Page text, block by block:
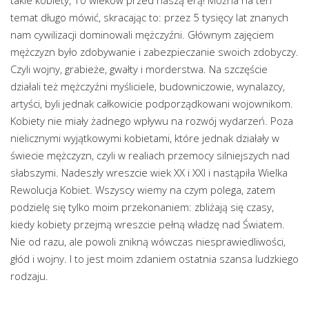
temat długo mówić, skracając to: przez 5 tysięcy lat znanych
nam cywilizacji dominowali mężczyźni. Głównym zajęciem
mężczyzn było zdobywanie i zabezpieczanie swoich zdobyczy.
Czyli wojny, grabieże, gwałty i morderstwa. Na szczęście
działali też mężczyźni myśliciele, budowniczowie, wynalazcy,
artyści, byli jednak całkowicie podporządkowani wojownikom.
Kobiety nie miały żadnego wpływu na rozwój wydarzeń. Poza
nielicznymi wyjątkowymi kobietami, które jednak działały w
świecie mężczyzn, czyli w realiach przemocy silniejszych nad
słabszymi. Nadeszły wreszcie wiek XX i XXI i nastąpiła Wielka
Rewolucja Kobiet. Wszyscy wiemy na czym polega, zatem
podzielę się tylko moim przekonaniem: zbliżają się czasy,
kiedy kobiety przejmą wreszcie pełną władzę nad Światem.
Nie od razu, ale powoli znikną wówczas niesprawiedliwości,
głód i wojny. I to jest moim zdaniem ostatnia szansa ludzkiego
rodzaju.